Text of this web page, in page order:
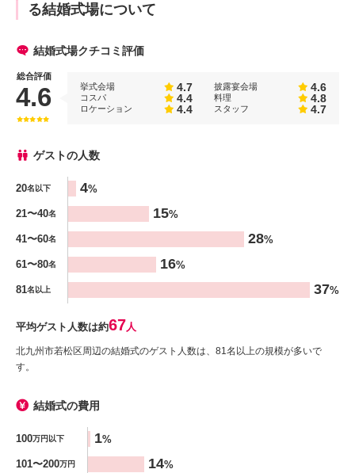
る結婚式場について
結婚式場クチコミ評価
総合評価
4.6 挙式会場 4.7 披露宴会場 4.6
コスパ 4.4 料理 4.8
ロケーション 4.4 スタッフ 4.7
ゲストの人数
人数
20名以下 4%
21〜40名 15%
41〜60名 28%
61〜80名 16%
81名以上 37%
平均ゲスト人数は約67 人
北九州市若松区周辺の結婚式のゲスト人数は、81名以上の規模が多いで
す。
結婚式の費用
金額
100万円以下 1%
101〜200万円 14%